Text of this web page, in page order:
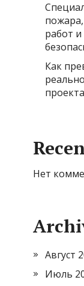
работ
Как
проекта
Нет
Август
Июль